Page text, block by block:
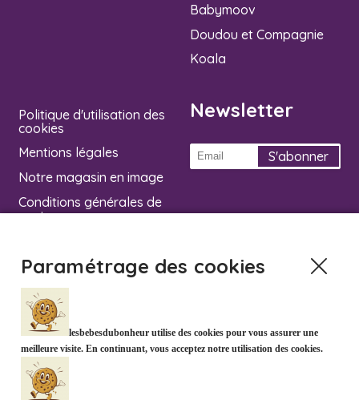
Babymoov
Doudou et Compagnie
Koala
Politique d'utilisation des
cookies
Mentions légales
Notre magasin en image
Conditions générales de
vente
Contact
Newsletter
Paramétrage des cookies
lesbebesdubonheur utilise des cookies pour vous assurer une
meilleure visite. En continuant, vous acceptez notre utilisation des cookies.